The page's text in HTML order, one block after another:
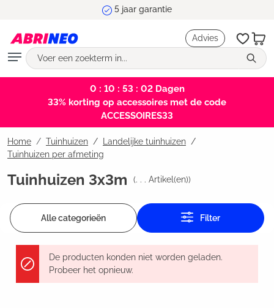
5 jaar garantie
Advies
0 : 10 : 53 : 02Dagen
33% korting op accessoires met de code
ACCESSOIRES33
Home Tuinhuizen / Landelijke tuinhuizen /
Tuinhuizen per afmeting
Tuinhuizen 3x3m (. . . Artikel(en))
Alle categorieën Filter
De producten konden niet worden geladen.
Probeer het opnieuw.